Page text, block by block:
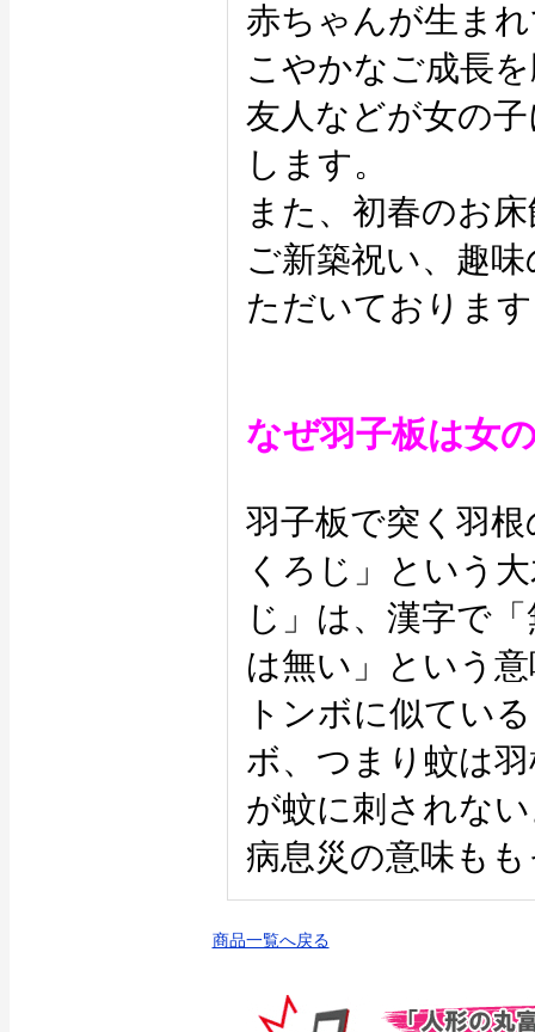
赤ちゃんが生ま
こやかなご成長
友人などが女の
します。
また、初春のお
ご新築祝い、趣
ただいておりま
なぜ羽子板は女
羽子板で突く羽
くろじ」という
じ」は、漢字で
は無い」という
トンボに似てい
ボ、つまり蚊は
が蚊に刺されな
病息災の意味も
商品一覧へ戻る